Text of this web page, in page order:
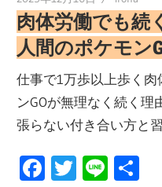
肉体労働でも続
人間のポケモン
仕事で1万歩以上歩く
ンGOが無理なく続く
張らない付き合い方と
Facebook
Twitter
Line